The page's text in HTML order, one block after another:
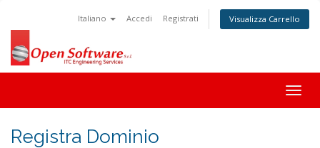
Italiano Accedi Registrati Visualizza Carrello
Registra Dominio